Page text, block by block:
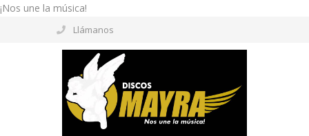
¡Nos une la música!
Llámanos